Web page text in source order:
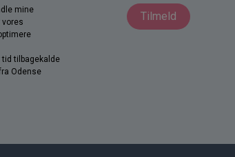
mine
vores
tid tilbagekalde
Odense
Tilmeld